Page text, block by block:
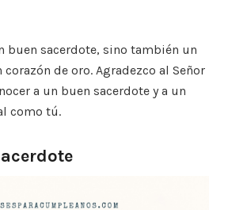
buen sacerdote, sino también un
de oro. Agradezco al Señor
a un buen sacerdote y a un
como tú.